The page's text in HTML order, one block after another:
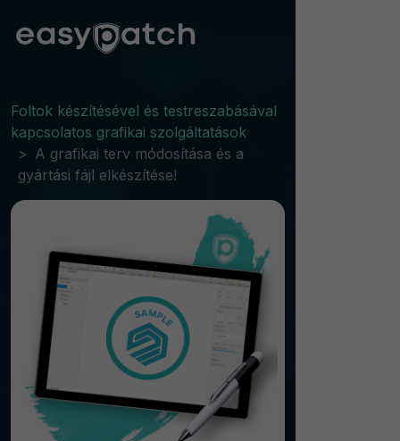
Foltok készítésével és testreszabásával
kapcsolatos grafikai szolgáltatások
A grafikai terv módosítása és a
gyártási fájl elkészítése!